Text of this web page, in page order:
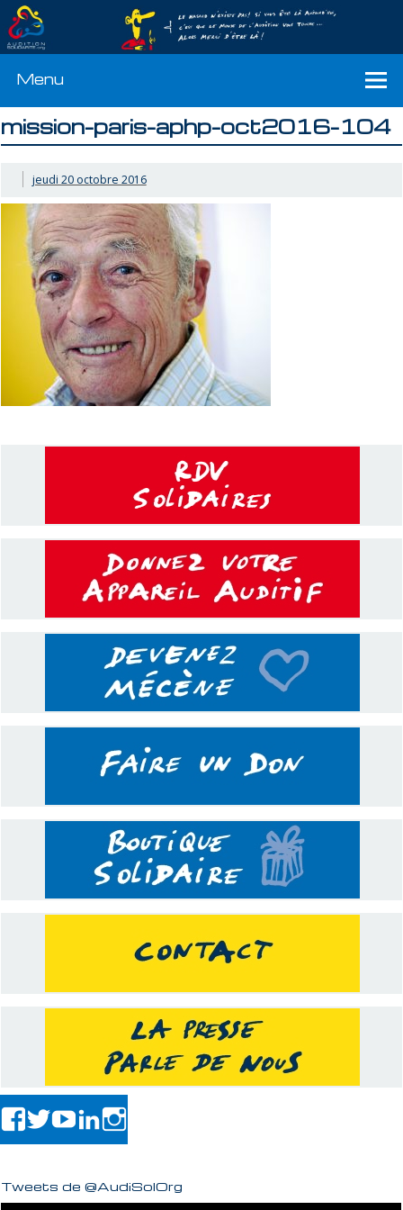
Menu
mission-paris-aphp-oct2016-104
jeudi 20 octobre 2016
Tweets de @AudiSolOrg